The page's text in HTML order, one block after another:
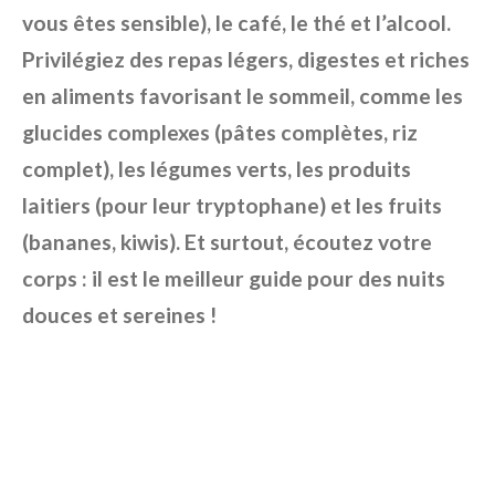
vous êtes sensible), le café, le thé et l’alcool.
Privilégiez des repas légers, digestes et riches
en aliments favorisant le sommeil, comme les
glucides complexes (pâtes complètes, riz
complet), les légumes verts, les produits
laitiers (pour leur tryptophane) et les fruits
(bananes, kiwis). Et surtout, écoutez votre
corps : il est le meilleur guide pour des nuits
douces et sereines !